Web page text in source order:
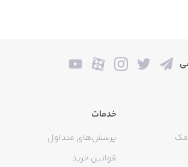
خدمه قایق‌ها برای جستجوی طلا
مک
خدمات
پرسش‌های متداول
قوانین خرید